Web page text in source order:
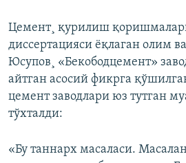
Цемент¸ қурилиш
диссертацияси ëқлаган олим
Юсупов¸ «Бекободцемент»
айтган асосий фикрга
цемент заводлари юз тутган
тўхталди:
«Бу таннарх масаласи.